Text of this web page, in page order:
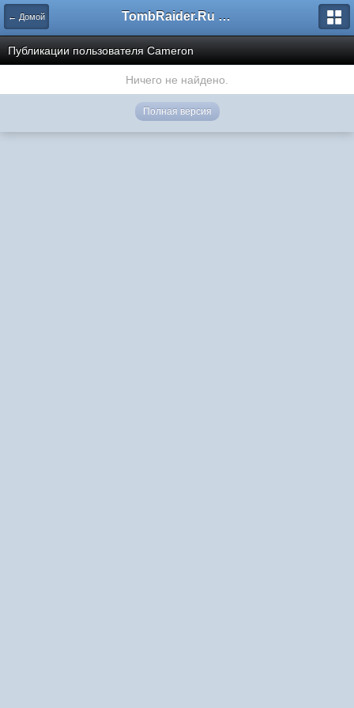
← Домой TombRaider.Ru - Форумы
Публикации пользователя Cameron
Ничего не найдено.
Полная версия